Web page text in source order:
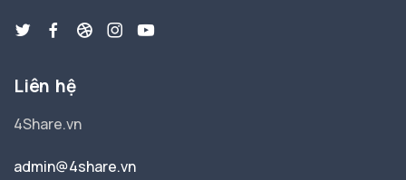
Liên hệ
4Share.vn
admin@4share.vn